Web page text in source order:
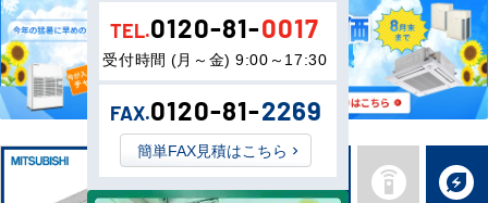
TEL.0120-81-0017
受付時間 (月～金) 9:00～17:30
FAX.0120-81-2269
簡単FAX見積はこちら